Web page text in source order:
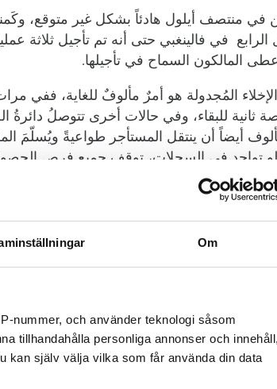
Om
nummer, och använder teknologi såsom
tillhandahålla personliga annonser och innehåll,
kan själv välja vilka som får använda din data
في منتصف أيلول هادئاً بشكل غير متوقع،
الرابع في فالينغبي حتى أنه تم تأجيل ثلاثة
المالكون السماح في تأجيلها.
المُجدولة هو أمرٌ مألوفٌ للغاية، ففي
للبقاء، وفي حالات أخرى تتوصلُ دائرةُ
أيضاً أن ينتقل المستأجر طواعيةً ويُسلّمَ
تواجد في السجلات، توقف جميع فرص
هو عدم وصول الامور الى نقطة الاخلاء، الاّ
ذلك، وعلينا تنفيذُ الإخلاء إذا كانت هذه إرادة
الخدمات الاجتماعية وأحياناً الرعاية
عليها في الشتاء الماضي، ما أجبرتها
من قبل دائرة الخدمات الاجتماعية، ولهذا
لم تُكلّف نفسها عناء محاولة الدفع أو